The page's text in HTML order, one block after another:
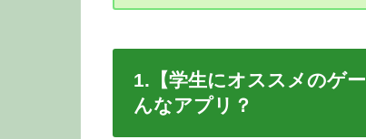
1.【学生にオススメのゲ
んなアプリ？